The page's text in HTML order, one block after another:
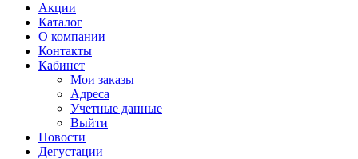
Акции
Каталог
О компании
Контакты
Кабинет
Мои заказы
Адреса
Учетные данные
Выйти
Новости
Дегустации